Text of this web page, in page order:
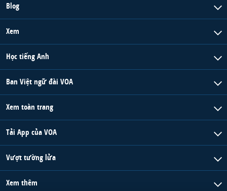
Blog
Xem
Học tiếng Anh
Ban Việt ngữ đài VOA
Xem toàn trang
Tải App của VOA
Vượt tường lửa
Xem thêm